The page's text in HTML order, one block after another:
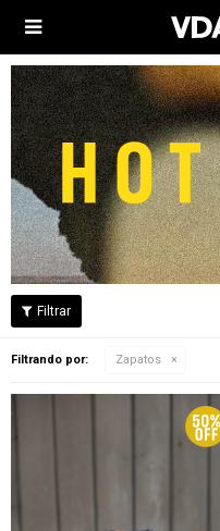

Filtrando por: Zapatos